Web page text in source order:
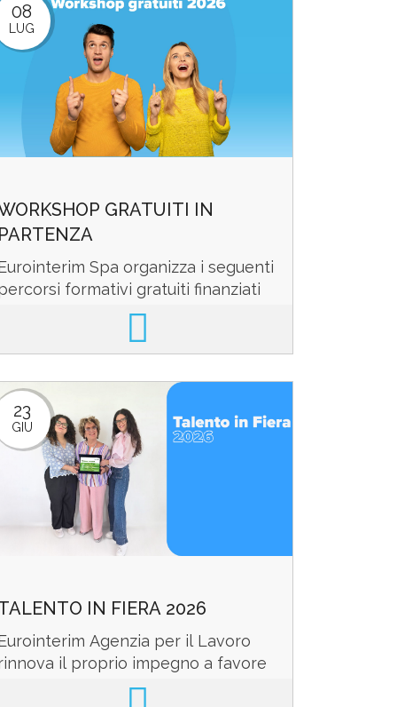
08
LUG
GRATUITI IN
PARTENZA
Spa organizza i seguenti
formativi gratuiti finanziati
dall’Unione Europea (Next
programma GOL di ...
23
GIU
IN FIERA 2026
Agenzia per il Lavoro
il proprio impegno a favore
delle nuove generazioni con due